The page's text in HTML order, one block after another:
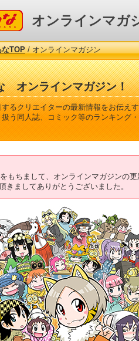
な オンラインマガ
なTOP/ オンラインマガジン
オンラインマガジン！
るクリエイターの最新情報をお伝え
扱う同人誌、コミック等のランキング
もちまして、オンラインマガジンの
きましてありがとうございました。